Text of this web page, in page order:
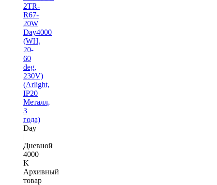
2TR-
R67-
20W
Day4000
(WH,
20-
60
deg,
230V)
(Arlight,
IP20
Металл,
3
года)
Day
|
Дневной
4000
K
Архивный
товар